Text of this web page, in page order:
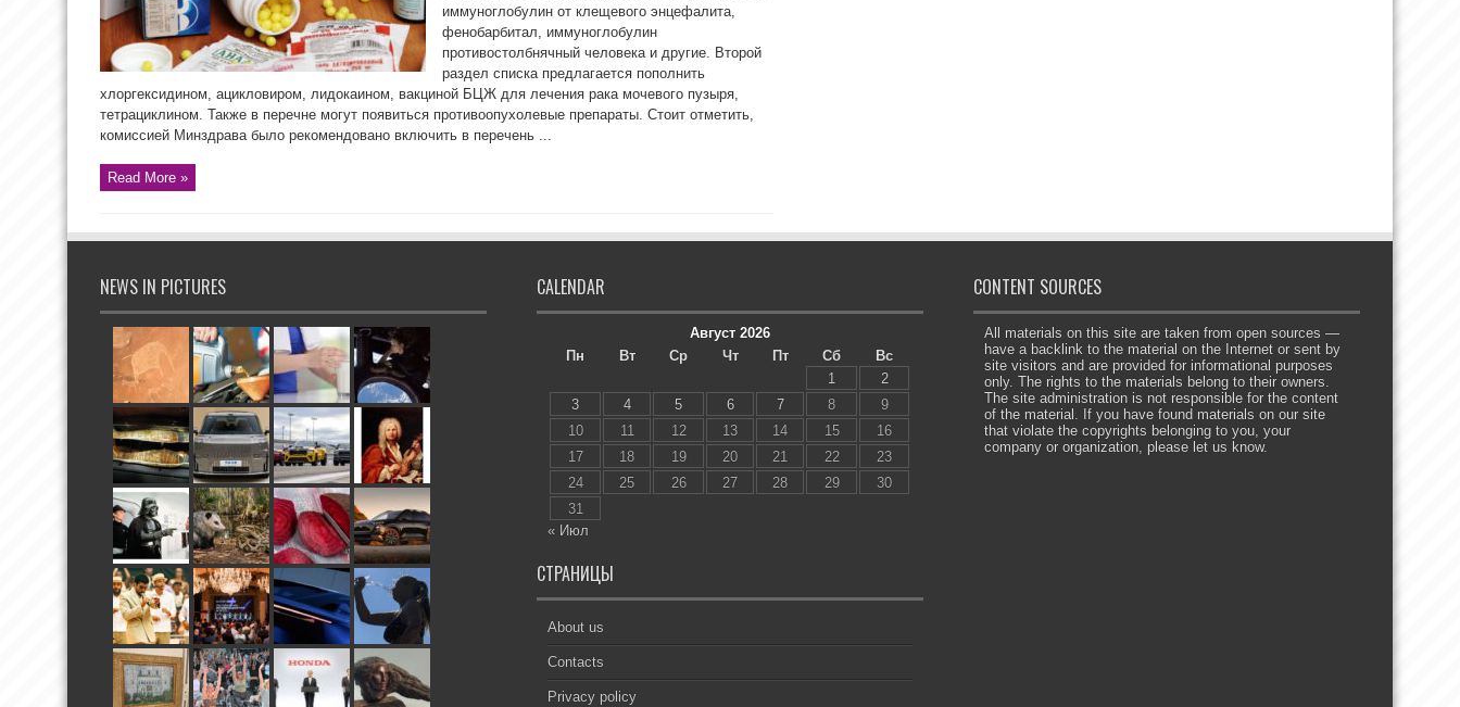
иммуноглобулин от клещевого энцефалита,
фенобарбитал, иммуноглобулин
противостолбнячный человека и другие. Второй
раздел списка предлагается пополнить
хлоргексидином, ацикловиром, лидокаином, вакциной БЦЖ для лечения рака мочевого пузыря,
тетрациклином. Также в перечне могут появиться противоопухолевые препараты. Стоит отметить,
комиссией Минздрава было рекомендовано включить в перечень ...
Read More »
NEWS IN PICTURES CALENDAR
Август 2026
Пн
Вт Ср Чт Пт Сб
Вс
1
2
3
4 5 6 7 8
9
10
11 12 13 14 15
16
17
18 19 20 21 22
23
24
25 26 27 28 29
30
31
« Июл
СТРАНИЦЫ
About us
Contacts
Privacy policy
CONTENT SOURCES
All materials on this site are taken from open sources —
have a backlink to the material on the Internet or sent by
site visitors and are provided for informational purposes
only. The rights to the materials belong to their owners.
The site administration is not responsible for the content
of the material. If you have found materials on our site
that violate the copyrights belonging to you, your
company or organization, please let us know.